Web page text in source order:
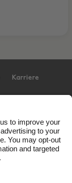
Karriere